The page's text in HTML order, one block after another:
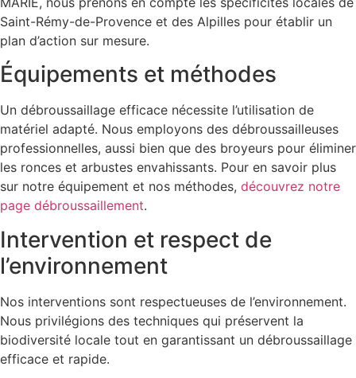
Saint-Rémy-de-Provence et des Alpilles pour établir un
plan d’action sur mesure.
Équipements et méthodes
Un débroussaillage efficace nécessite l’utilisation de
matériel adapté. Nous employons des débroussailleuses
professionnelles, aussi bien que des broyeurs pour éliminer
les ronces et arbustes envahissants. Pour en savoir plus
sur notre équipement et nos méthodes, découvrez notre
page débroussaillement.
Intervention et respect de
l’environnement
Nos interventions sont respectueuses de l’environnement.
Nous privilégions des techniques qui préservent la
biodiversité locale tout en garantissant un débroussaillage
efficace et rapide.